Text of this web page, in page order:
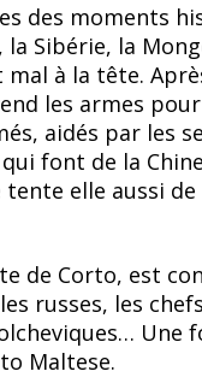
des moments
la Sibérie, la
à la tête.
les armes
aidés par les
font de la
elle aussi de
de Corto, est
russes, les
Une
Maltese.